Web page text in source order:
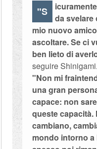
"S
da svelare
mio nuovo
ascoltare. Se ci
ben lieto di
seguire Shinigami.
"Non mi
una gran
capace: non
queste capacità.
cambiano,
mondo intorno